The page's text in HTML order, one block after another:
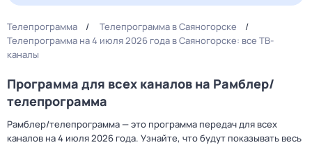
Телепрограмма
Телепрограмма в Саяногорске
Телепрограмма на 4 июля 2026 года в Саяногорске: все ТВ-
каналы
Программа для всех каналов на Рамблер/
телепрограмма
Рамблер/телепрограмма — это программа передач для всех
каналов на 4 июля 2026 года. Узнайте, что будут показывать весь